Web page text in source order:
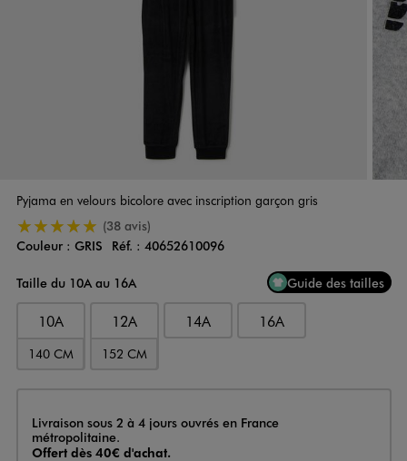
Pyjama en velours bicolore avec inscription garçon gris
5/5 de moyenne(38 avis)
Couleur
Couleur : GRIS Réf. : 40652610096
Taille du 10A au 16A
Guide des tailles
10A
140 CM
12A
152 CM
14A 16A
Livraison
Livraison sous 2 à 4 jours ouvrés en France
métropolitaine.
Offert dès 40€ d'achat.